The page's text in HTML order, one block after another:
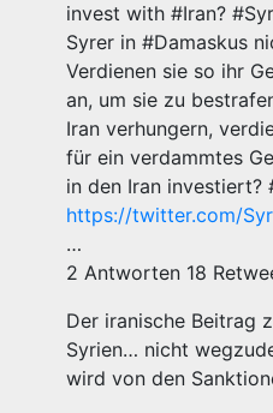
invest with #Iran?
Syrer in #Damaskus
Verdienen sie so ihr
an, um sie zu
Iran verhungern,
für ein verdammtes
in den Iran investiert?
https://twitter.com/
…
2 Antworten 18
Der iranische Beitrag
Syrien… nicht
wird von den